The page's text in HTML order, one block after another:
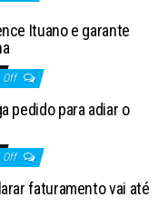
Ituano e garante
Off
pedido para adiar o
Off
faturamento vai até